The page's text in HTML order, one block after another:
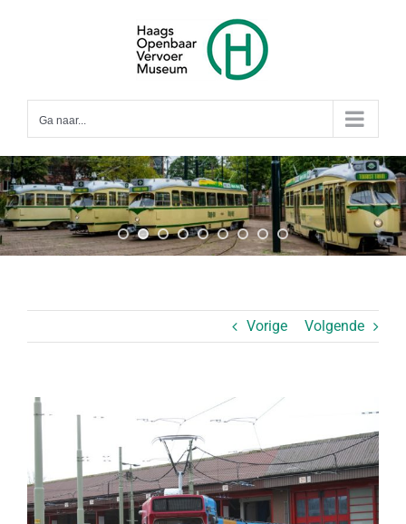
Ga naar...
Vorige Volgende
Bekijk
grotere
afbeelding